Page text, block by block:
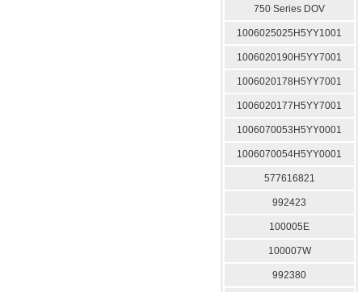
750 Series DOV
1006025025H5YY1001
1006020190H5YY7001
1006020178H5YY7001
1006020177H5YY7001
1006070053H5YY0001
1006070054H5YY0001
577616821
992423
100005E
100007W
992380